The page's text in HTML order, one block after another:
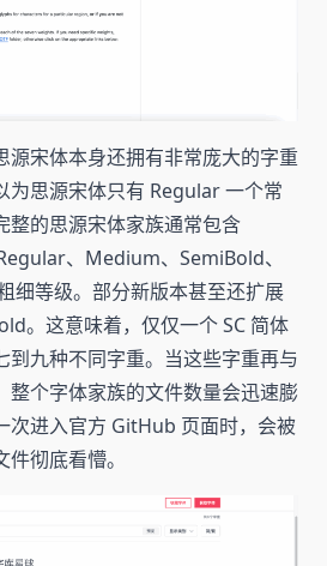
源宋体本身还拥有非常庞大的字重
为思源宋体只有 Regular 一个常
整的思源宋体家族通常包含
、Medium、SemiBold、
细等级。部分新版本甚至还扩展
。这意味着，仅仅一个 SC 简体
到九种不同字重。当这些字重再与
整个字体家族的文件数量会迅速膨
次进入官方 GitHub 页面时，会被
彻底看懵。